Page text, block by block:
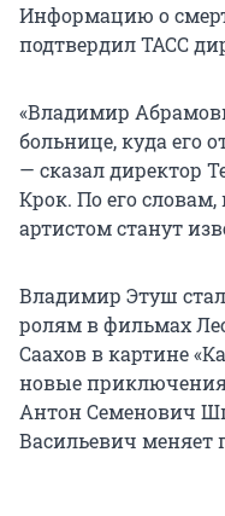
Информацию о
подтвердил ТАСС
«Владимир
больнице, куда его
— сказал директор
Крок. По его
артистом станут
Владимир Этуш
ролям в фильмах
Саахов в картине
новые
Антон Семенович
Васильевич меняет